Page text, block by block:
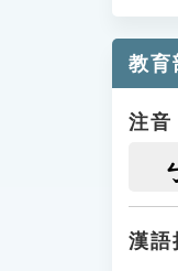
教育
注音
漢語